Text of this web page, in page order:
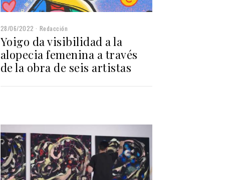
28/06/2022 Redacción
Yoigo da visibilidad a la
alopecia femenina a través
de la obra de seis artistas